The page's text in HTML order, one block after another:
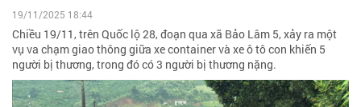
19/11/2025 18:44
Chiều 19/11, trên Quốc lộ 28, đoạn qua xã Bảo Lâm 5, xảy ra một
vụ va chạm giao thông giữa xe container và xe ô tô con khiến 5
người bị thương, trong đó có 3 người bị thương nặng.